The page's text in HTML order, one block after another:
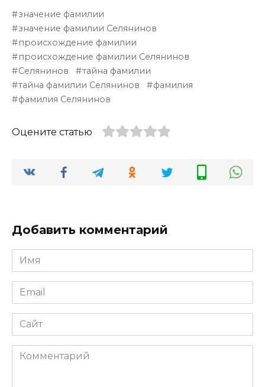
значение фамилии
значение фамилии Селянинов
происхождение фамилии
происхождение фамилии Селянинов
Селянинов
тайна фамилии
тайна фамилии Селянинов
фамилия
фамилия Селянинов
Оцените статью
Добавить комментарий
Имя
*
Email
*
Сайт
Комментарий